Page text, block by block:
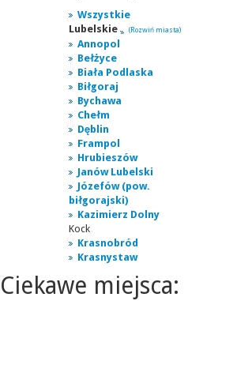
Wszystkie
Lubelskie
(Rozwiń miasta)
Annopol
Bełżyce
Biała Podlaska
Biłgoraj
Bychawa
Chełm
Dęblin
Frampol
Hrubieszów
Janów Lubelski
Józefów (pow.
biłgorajski)
Kazimierz Dolny
Kock
Krasnobród
Krasnystaw
Ciekawe miejsca: